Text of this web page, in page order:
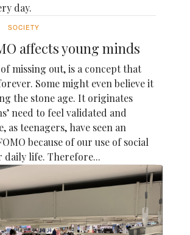
day.
SOCIETY
affects young minds
missing out, is a concept that
Some might even believe it
the stone age. It originates
need to feel validated and
as teenagers, have seen an
because of our use of social
daily life. Therefore...